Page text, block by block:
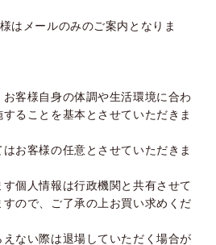
はメールのみのご案内となりま
お客様自身の体調や生活環境に合わ
ることを基本とさせていただきま
はお客様の任意とさせていただきま
す個人情報は行政機関と共有させて
ので、ご了承の上お買い求めくだ
えない際は退場していただく場合が